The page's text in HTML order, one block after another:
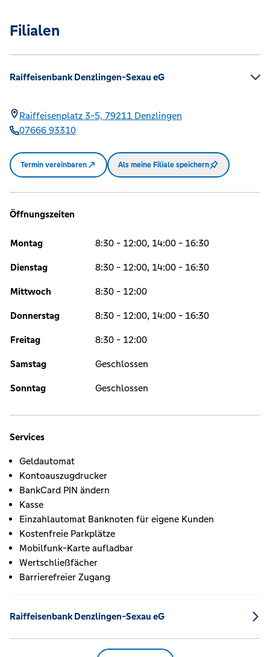
Filialen
Raiffeisenbank Denzlingen-Sexau eG
Raiffeisenplatz 3-5, 79211 Denzlingen
07666 93310
Termin vereinbaren Als meine Filiale speichern
Öffnungszeiten
Montag 8:30 - 12:00, 14:00 - 16:30
Dienstag 8:30 - 12:00, 14:00 - 16:30
Mittwoch 8:30 - 12:00
Donnerstag 8:30 - 12:00, 14:00 - 16:30
Freitag 8:30 - 12:00
Samstag Geschlossen
Sonntag Geschlossen
Services
Geldautomat
Kontoauszugdrucker
BankCard PIN ändern
Kasse
Einzahlautomat Banknoten für eigene Kunden
Kostenfreie Parkplätze
Mobilfunk-Karte aufladbar
Wertschließfächer
Barrierefreier Zugang
Raiffeisenbank Denzlingen-Sexau eG